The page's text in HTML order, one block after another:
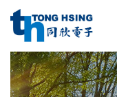
同
欣